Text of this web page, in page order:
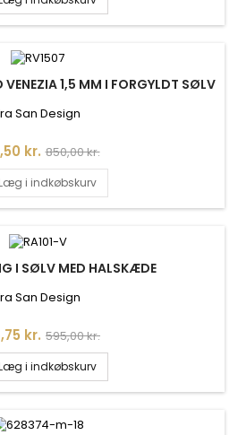
1,5 MM I FORGYLDT SØLV
San Design
kr. Normalpris
850,00 kr.
Læg i indkøbskurv
I SØLV MED HALSKÆDE
San Design
kr. Normalpris
595,00 kr.
i indkøbskurv